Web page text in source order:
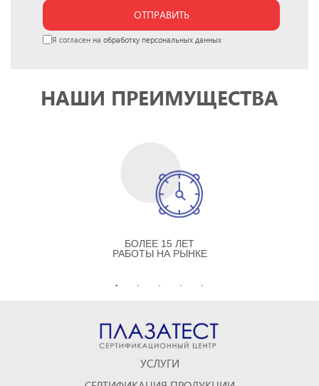
ОТПРАВИТЬ
Я согласен на обработку персональных данных
НАШИ ПРЕИМУЩЕСТВА
БОЛЕЕ 15 ЛЕТ
РАБОТЫ НА РЫНКЕ
УСЛУГИ